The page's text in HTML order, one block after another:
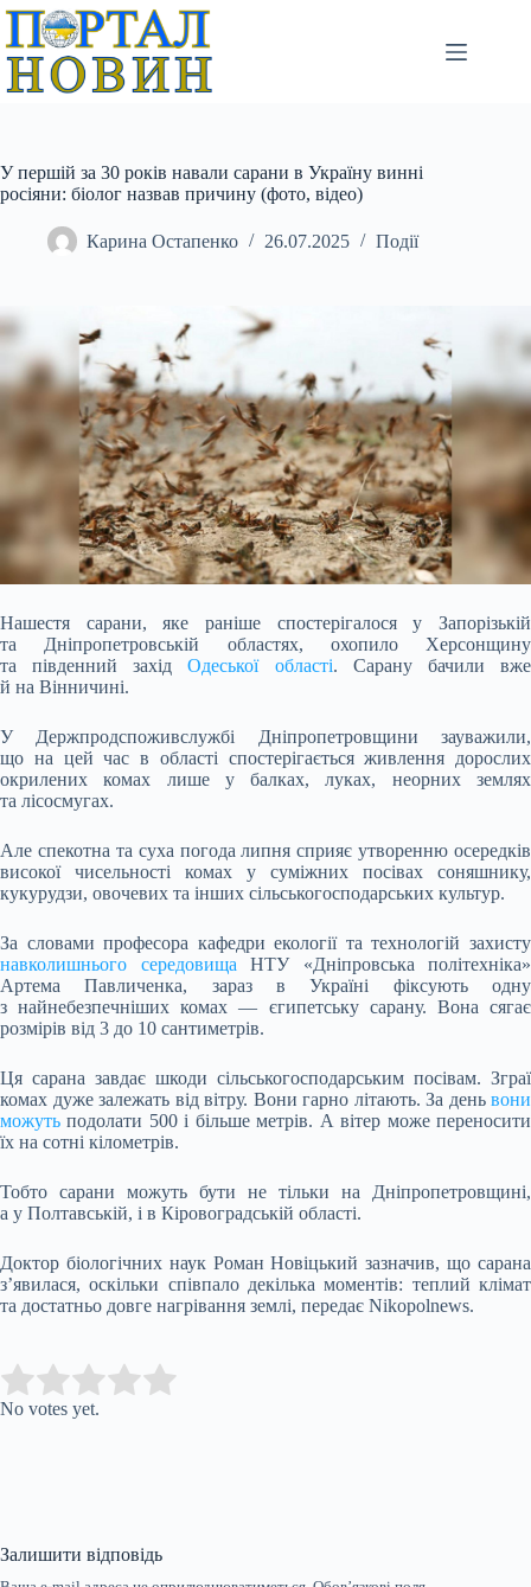
Перейти
вмісту
У першій за 30 років навали сарани в Україну винні
росіяни: біолог назвав причину (фото, відео)
Карина Остапенко 26.07.2025 Події
Нашестя сарани, яке раніше спостерігалося у Запорізькій
та Дніпропетровській областях, охопило Херсонщину
та південний західОдеської області. Сарану бачили вже
й на Вінничині.
У Держпродспоживслужбі Дніпропетровщини зауважили,
що на цей час в області спостерігається живлення дорослих
окрилених комах лише у балках, луках, неорних землях
та лісосмугах.
Але спекотна та суха погода липня сприяє утворенню осередків
високої чисельності комах у суміжних посівах соняшнику,
кукурудзи, овочевих та інших сільськогосподарських культур.
За словами професора кафедри екології та технологій захисту
навколишнього середовища НТУ «Дніпровська політехніка»
Артема Павличенка, зараз в Україні фіксують одну
з найнебезпечніших комах — єгипетську сарану. Вона сягає
розмірів від 3 до 10 сантиметрів.
Ця сарана завдає шкоди сільськогосподарським посівам. Зграї
комах дуже залежать від вітру. Вони гарно літають. За день вони
можуть подолати 500 і більше метрів. А вітер може переносити
їх на сотні кілометрів.
Тобто сарани можуть бути не тільки на Дніпропетровщині,
а у Полтавській, і в Кіровоградській області.
Доктор біологічних наук Роман Новіцький зазначив, що сарана
з’явилася, оскільки співпало декілька моментів: теплий клімат
та достатньо довге нагрівання землі, передає Nikopolnews.
Rate this item:
No votes yet.
Залишити відповідь